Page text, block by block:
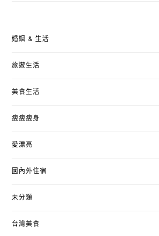
婚姻 & 生活
旅遊生活
美食生活
瘦瘦瘦身
愛漂亮
國內外住宿
未分類
台灣美食